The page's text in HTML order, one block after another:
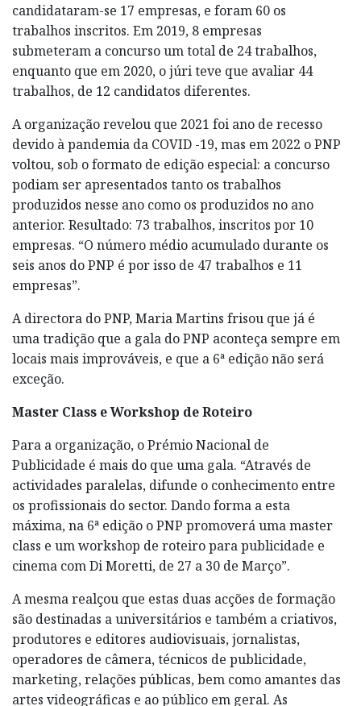
candidataram-se 17 empresas, e foram 60 os
trabalhos inscritos. Em 2019, 8 empresas
submeteram a concurso um total de 24 trabalhos,
enquanto que em 2020, o júri teve que avaliar 44
trabalhos, de 12 candidatos diferentes.
A organização revelou que 2021 foi ano de recesso
devido à pandemia da COVID -19, mas em 2022 o PNP
voltou, sob o formato de edição especial: a concurso
podiam ser apresentados tanto os trabalhos
produzidos nesse ano como os produzidos no ano
anterior. Resultado: 73 trabalhos, inscritos por 10
empresas. “O número médio acumulado durante os
seis anos do PNP é por isso de 47 trabalhos e 11
empresas”.
A directora do PNP, Maria Martins frisou que já é
uma tradição que a gala do PNP aconteça sempre em
locais mais improváveis, e que a 6ª edição não será
exceção.
Master Class e Workshop de Roteiro
Para a organização, o Prémio Nacional de
Publicidade é mais do que uma gala. “Através de
actividades paralelas, difunde o conhecimento entre
os profissionais do sector. Dando forma a esta
máxima, na 6ª edição o PNP promoverá uma master
class e um workshop de roteiro para publicidade e
cinema com Di Moretti, de 27 a 30 de Março”.
A mesma realçou que estas duas acções de formação
são destinadas a universitários e também a criativos,
produtores e editores audiovisuais, jornalistas,
operadores de câmera, técnicos de publicidade,
marketing, relações públicas, bem como amantes das
artes videográficas e ao público em geral. As